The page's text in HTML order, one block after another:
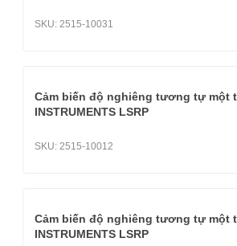
SKU: 2515-10031
Cảm biến độ nghiêng tương tự một
INSTRUMENTS LSRP
SKU: 2515-10012
Cảm biến độ nghiêng tương tự một
INSTRUMENTS LSRP